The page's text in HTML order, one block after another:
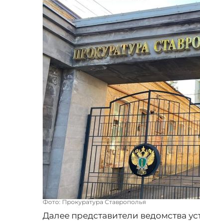
Фото: Прокуратура Ставрополья
Далее представители ведомства